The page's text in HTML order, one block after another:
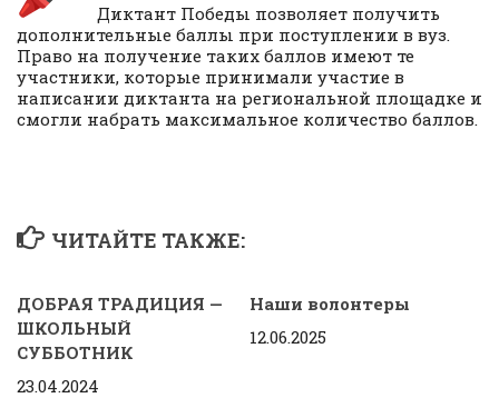
Диктант Победы позволяет получить
дополнительные баллы при поступлении в вуз.
Право на получение таких баллов имеют те
участники, которые принимали участие в
написании диктанта на региональной площадке и
смогли набрать максимальное количество баллов.
ЧИТАЙТЕ ТАКЖЕ:
ДОБРАЯ ТРАДИЦИЯ —
ШКОЛЬНЫЙ
СУББОТНИК
23.04.2024
Наши волонтеры
12.06.2025